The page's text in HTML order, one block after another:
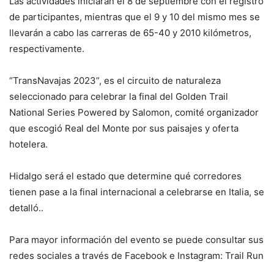
de participantes, mientras que el 9 y 10 del mismo mes se
llevarán a cabo las carreras de 65-40 y 2010 kilómetros,
respectivamente.
“TransNavajas 2023”, es el circuito de naturaleza
seleccionado para celebrar la final del Golden Trail
National Series Powered by Salomon, comité organizador
que escogió Real del Monte por sus paisajes y oferta
hotelera.
Hidalgo será el estado que determine qué corredores
tienen pase a la final internacional a celebrarse en Italia, se
detalló..
Para mayor información del evento se puede consultar sus
redes sociales a través de Facebook e Instagram: Trail Run